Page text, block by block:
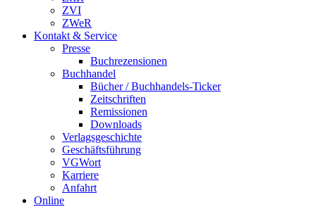
ZVI
ZWeR
Kontakt & Service
Presse
Buchrezensionen
Buchhandel
Bücher / Buchhandels-Ticker
Zeitschriften
Remissionen
Downloads
Verlagsgeschichte
Geschäftsführung
VGWort
Karriere
Anfahrt
Online